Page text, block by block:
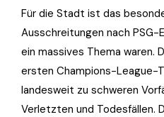
Für die Stadt ist das
Ausschreitungen nach PSG-
ein massives Thema waren.
ersten Champions-League-
landesweit zu schweren
Verletzten und Todesfällen.